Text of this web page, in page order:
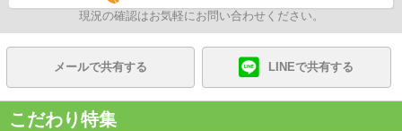
現況の確認はお気軽にお問い合わせください。
メールで共有する LINEで共有する
こだわり特集